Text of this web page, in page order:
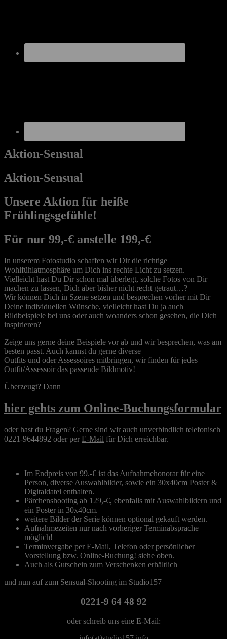
Aktion-Sensual
Aktion-Sensual
Unsere Aktion für heiße
Frühlingsgefühle!
Für nur 99,-€ anstelle 199,-€
In unserem Fotostudio schaffen wir Dir die richtige
Wohlfühlatmosphäre um Dich ins rechte Licht zu setzen.
Vielleicht hast Du Dir schon mal überlegt, solche Fotos von Dir
machen zu lassen, Dich aber bisher nicht recht getraut…?
Wir können Dich in Szene setzen und besprechen vorher mit Dir
Deine individuellen Wünsche, vielleicht hast Du ja auch
Bildbeispiele bei uns oder auch woanders schon gesehen, die Dich
inspirieren?
Zeige uns gerne deine Beispiele vor ab und wir besprechen, was am
besten passt. Auch kannst du gerne diverse
Outfits und oder Assessoires mitbringen, wir finden für jedes
Outfit/Assessoir das passende Bildmotiv!
Überzeugt? Dann
hier gehts zum Online-Buchungsformular
oder hast du Fragen? Gerne sind wir auch unverbindlich telefonisch
0221-9644892 oder per E-Mail für Dich erreichbar.
Im Endpreis von 99.-€ ist das Aufnahmehonorar für eine
Person, diverse Auswahlbilder, sowie ein 30x40cm Poster &
Digitaldatei enthalten.
Pärchenshooting ab 129,-€, ebenfalls mit Auswahlbildern und
ein Poster in 30x40cm.
weitere Bilder der Serie können optional gekauft werden.
Aufnahmezeiten nur nach vorheriger Terminabsprache
möglich!
Terminvergabe per E-Mail, Telefon oder persönlicher
Vorstellung bzw. Online-Buchung! siehe oben.
Auch als Gutschein zum Verschenken erhältlich
und nun auf zum Sensual-Shooting im Studio157
0221-9 64 48 92
oder schreib uns eine E-Mail: